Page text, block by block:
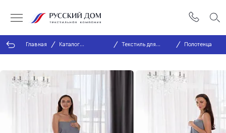
Главная
Каталог
продукции
Текстиль для
ванной
Полотенца